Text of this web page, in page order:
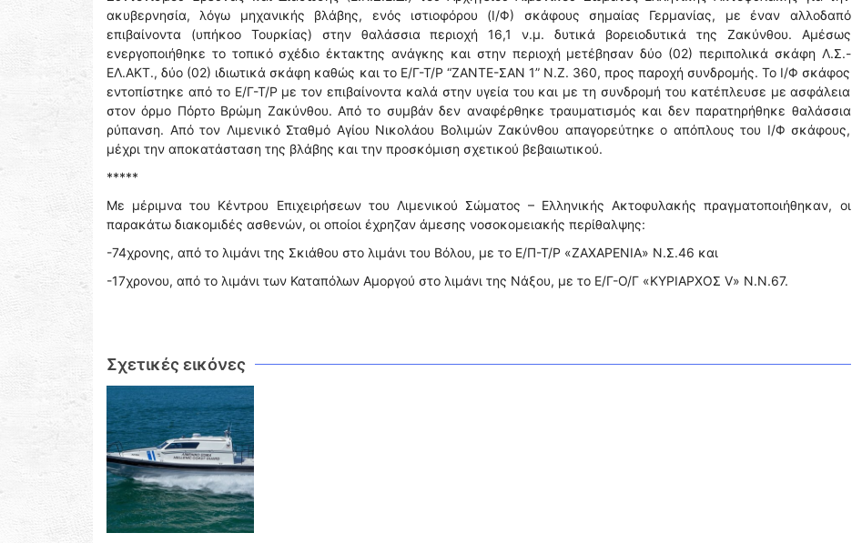
ακυβερνησία, λόγω μηχανικής βλάβης, ενός ιστιοφόρου (Ι/Φ) σκάφους σημαίας Γερμανίας, με έναν αλλοδαπό
επιβαίνοντα (υπήκοο Τουρκίας) στην θαλάσσια περιοχή 16,1 ν.μ. δυτικά βορειοδυτικά της Ζακύνθου. Αμέσως
ενεργοποιήθηκε το τοπικό σχέδιο έκτακτης ανάγκης και στην περιοχή μετέβησαν δύο (02) περιπολικά σκάφη Λ.Σ.-
ΕΛ.ΑΚΤ., δύο (02) ιδιωτικά σκάφη καθώς και το Ε/Γ-Τ/Ρ “ΖΑΝΤΕ-ΣΑΝ 1” Ν.Ζ. 360, προς παροχή συνδρομής. Το Ι/Φ σκάφος
εντοπίστηκε από το Ε/Γ-Τ/Ρ με τον επιβαίνοντα καλά στην υγεία του και με τη συνδρομή του κατέπλευσε με ασφάλεια
στον όρμο Πόρτο Βρώμη Ζακύνθου. Από το συμβάν δεν αναφέρθηκε τραυματισμός και δεν παρατηρήθηκε θαλάσσια
ρύπανση. Από τον Λιμενικό Σταθμό Αγίου Νικολάου Βολιμών Ζακύνθου απαγορεύτηκε ο απόπλους του Ι/Φ σκάφους,
μέχρι την αποκατάσταση της βλάβης και την προσκόμιση σχετικού βεβαιωτικού.
*****
Με μέριμνα του Κέντρου Επιχειρήσεων του Λιμενικού Σώματος – Ελληνικής Ακτοφυλακής πραγματοποιήθηκαν, οι
παρακάτω διακομιδές ασθενών, οι οποίοι έχρηζαν άμεσης νοσοκομειακής περίθαλψης:
-74χρονης, από το λιμάνι της Σκιάθου στο λιμάνι του Βόλου, με το Ε/Π-Τ/Ρ «ΖΑΧΑΡΕΝΙΑ» Ν.Σ.46 και
-17χρονου, από το λιμάνι των Καταπόλων Αμοργού στο λιμάνι της Νάξου, με το Ε/Γ-Ο/Γ «ΚΥΡΙΑΡΧΟΣ V» Ν.Ν.67.
Σχετικές εικόνες